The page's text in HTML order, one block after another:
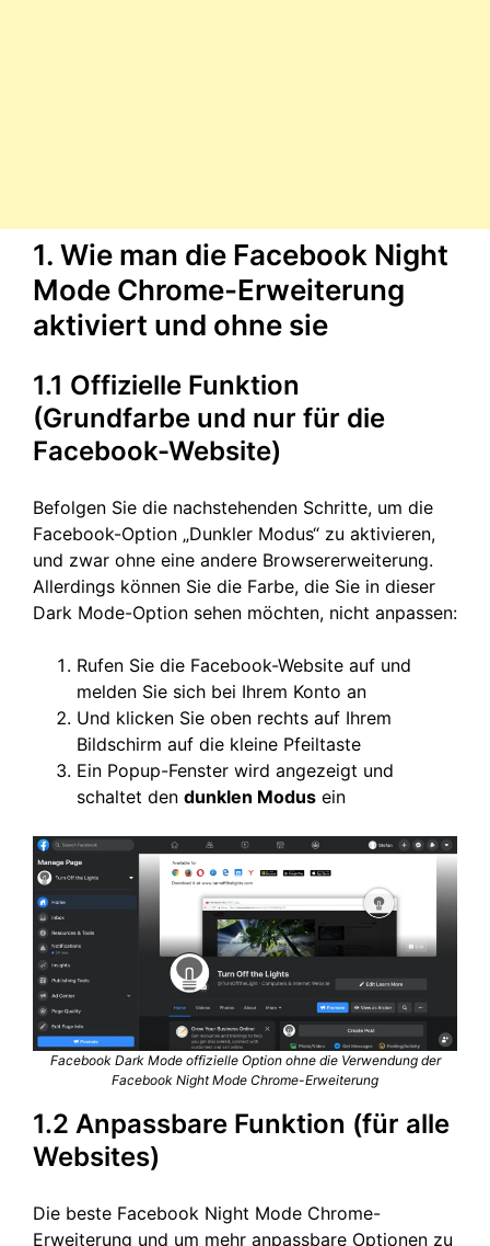
1. Wie man die Facebook Night
Mode Chrome-Erweiterung
aktiviert und ohne sie
1.1 Offizielle Funktion
(Grundfarbe und nur für die
Facebook-Website)
Befolgen Sie die nachstehenden Schritte, um die
Facebook-Option „Dunkler Modus“ zu aktivieren,
und zwar ohne eine andere Browsererweiterung.
Allerdings können Sie die Farbe, die Sie in dieser
Dark Mode-Option sehen möchten, nicht anpassen:
Rufen Sie die Facebook-Website auf und
melden Sie sich bei Ihrem Konto an
Und klicken Sie oben rechts auf Ihrem
Bildschirm auf die kleine Pfeiltaste
Ein Popup-Fenster wird angezeigt und
schaltet den dunklen Modus ein
Facebook Dark Mode offizielle Option ohne die Verwendung der
Facebook Night Mode Chrome-Erweiterung
1.2 Anpassbare Funktion (für alle
Websites)
Die beste Facebook Night Mode Chrome-
Erweiterung und um mehr anpassbare Optionen zu